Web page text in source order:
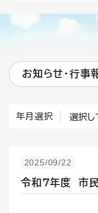
お知らせ・行事
年月選択
2025/09/22
令和7年度 市民